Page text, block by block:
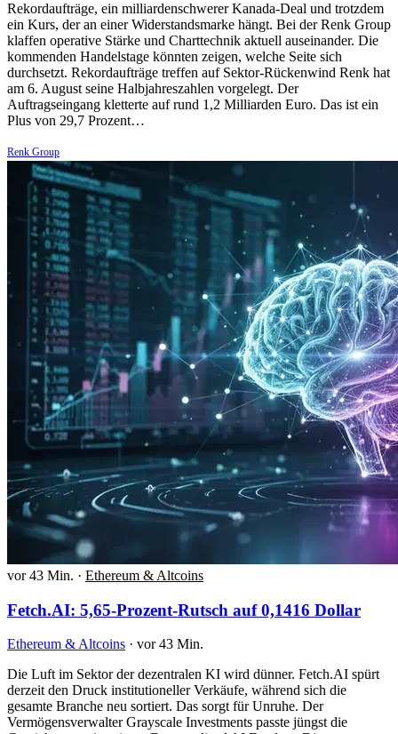
Rekordaufträge, ein milliardenschwerer Kanada-Deal und trotzdem
ein Kurs, der an einer Widerstandsmarke hängt. Bei der Renk Group
klaffen operative Stärke und Charttechnik aktuell auseinander. Die
kommenden Handelstage könnten zeigen, welche Seite sich
durchsetzt. Rekordaufträge treffen auf Sektor-Rückenwind Renk hat
am 6. August seine Halbjahreszahlen vorgelegt. Der
Auftragseingang kletterte auf rund 1,2 Milliarden Euro. Das ist ein
Plus von 29,7 Prozent…
Renk Group
vor 43 Min. · Ethereum & Altcoins
Fetch.AI: 5,65-Prozent-Rutsch auf 0,1416 Dollar
Ethereum & Altcoins · vor 43 Min.
Die Luft im Sektor der dezentralen KI wird dünner. Fetch.AI spürt
derzeit den Druck institutioneller Verkäufe, während sich die
gesamte Branche neu sortiert. Das sorgt für Unruhe. Der
Vermögensverwalter Grayscale Investments passte jüngst die